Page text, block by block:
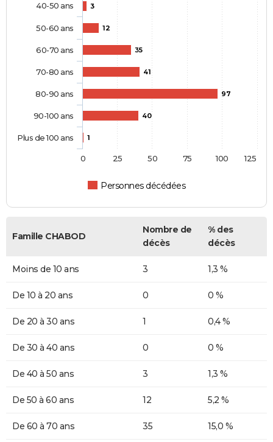
3
12
35
41
97
40
1
Personnes décédées
40-50 ans
50-60 ans
60-70 ans
70-80 ans
80-90 ans
90-100 ans
Plus de 100 ans
0 100
25 50 75 125
Famille CHABOD
Nombre de
décès
% des
décès
Moins de 10 ans 3 1,3 %
De 10 à 20 ans 0 0 %
De 20 à 30 ans 1 0,4 %
De 30 à 40 ans 0 0 %
De 40 à 50 ans 3 1,3 %
De 50 à 60 ans 12 5,2 %
De 60 à 70 ans 35 15,0 %